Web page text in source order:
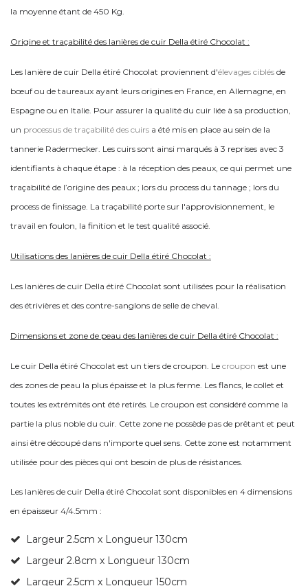
la moyenne étant de 450 Kg.
Origine et traçabilité des lanières de cuir Della étiré Chocolat :
Les lanière de cuir Della étiré Chocolat proviennent d'élevages ciblés de
bœuf ou de taureaux ayant leurs origines en France, en Allemagne, en
Espagne ou en Italie. Pour assurer la qualité du cuir liée à sa production,
un processus de traçabilité des cuirs a été mis en place au sein de la
tannerie Radermecker. Les cuirs sont ainsi marqués à 3 reprises avec 3
identifiants à chaque étape : à la réception des peaux, ce qui permet une
traçabilité de l’origine des peaux ; lors du process du tannage ; lors du
process de finissage. La traçabilité porte sur l'approvisionnement, le
travail en foulon, la finition et le test qualité associé.
Utilisations des lanières de cuir Della étiré Chocolat :
Les lanières de cuir Della étiré Chocolat sont utilisées pour la réalisation
des étrivières et des contre-sanglons de selle de cheval.
Dimensions et zone de peau des lanières de cuir Della étiré Chocolat :
Le cuir Della étiré Chocolat est un tiers de croupon. Le croupon est une
des zones de peau la plus épaisse et la plus ferme. Les flancs, le collet et
toutes les extrémités ont été retirés. Le croupon est considéré comme la
partie la plus noble du cuir. Cette zone ne possède pas de prêtant et peut
ainsi être découpé dans n'importe quel sens. Cette zone est notamment
utilisée pour des pièces qui ont besoin de plus de résistances.
Les lanières de cuir Della étiré Chocolat sont disponibles en 4 dimensions
en épaisseur 4/4.5mm :
Largeur 2.5cm x Longueur 130cm
Largeur 2.8cm x Longueur 130cm
Largeur 2.5cm x Longueur 150cm